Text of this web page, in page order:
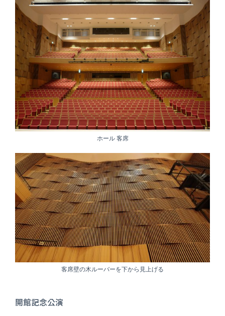
ホール 客席
客席壁の木ルーバーを下から見上げる
開館記念公演